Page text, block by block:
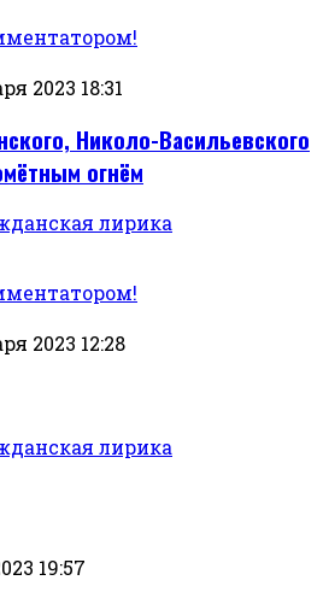
2023 18:31
Николо-Васильевского
огнём
лирика
2023 12:28
лирика
19:57